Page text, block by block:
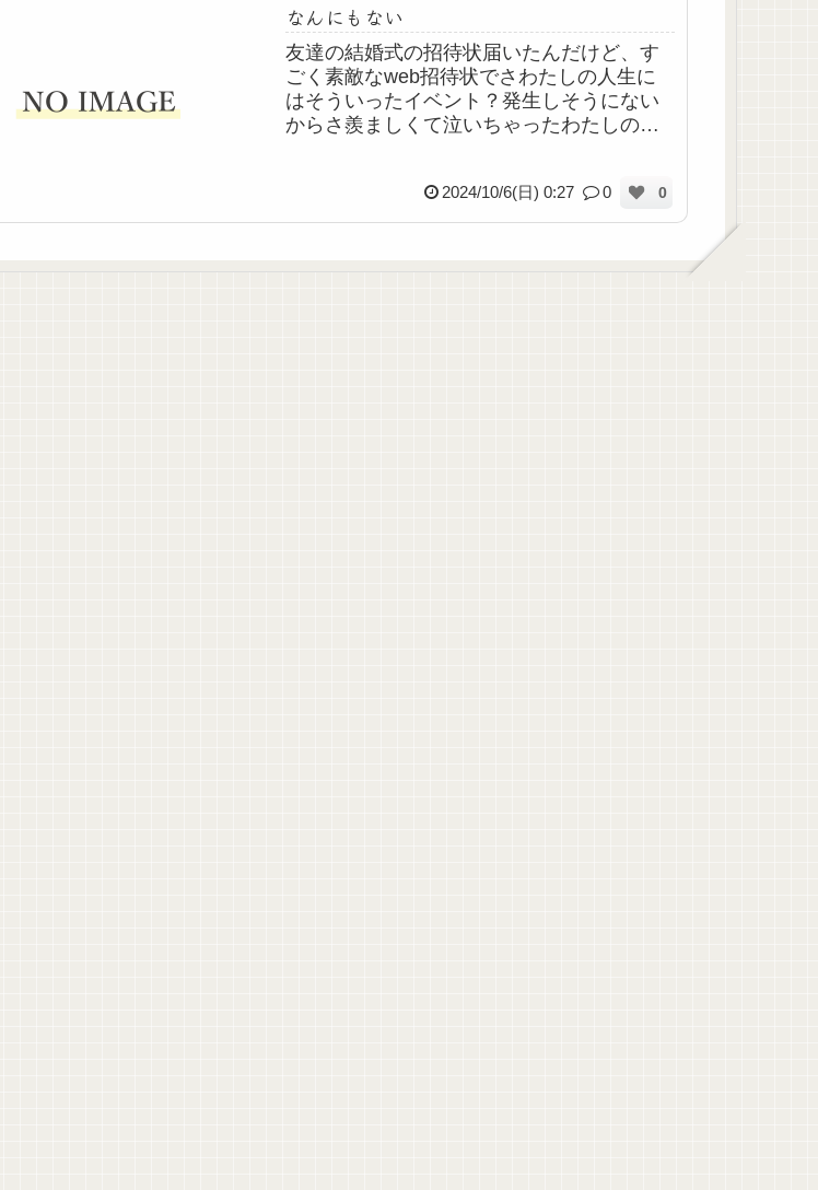
なんにもない
友達の結婚式の招待状届いたんだけど、す
ごく素敵なweb招待状でさわたしの人生に
はそういったイベント？発生しそうにない
からさ羨ましくて泣いちゃったわたしの分
2024/10/6(日) 0:27 0 0